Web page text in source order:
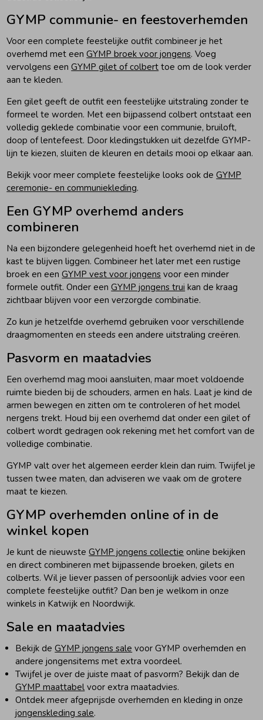
GYMP communie- en feestoverhemden
Voor een complete feestelijke outfit combineer je het
overhemd met eenGYMP broek voor jongens. Voeg
vervolgens eenGYMP gilet of colbert toe om de look verder
aan te kleden.
Een gilet geeft de outfit een feestelijke uitstraling zonder te
formeel te worden. Met een bijpassend colbert ontstaat een
volledig geklede combinatie voor een communie, bruiloft,
doop of lentefeest. Door kledingstukken uit dezelfde GYMP-
lijn te kiezen, sluiten de kleuren en details mooi op elkaar aan.
Bekijk voor meer complete feestelijke looks ook deGYMP
ceremonie- en communiekleding.
Een GYMP overhemd anders
combineren
Na een bijzondere gelegenheid hoeft het overhemd niet in de
kast te blijven liggen. Combineer het later met een rustige
broek en eenGYMP vest voor jongens voor een minder
formele outfit. Onder eenGYMP jongens trui kan de kraag
zichtbaar blijven voor een verzorgde combinatie.
Zo kun je hetzelfde overhemd gebruiken voor verschillende
draagmomenten en steeds een andere uitstraling creëren.
Pasvorm en maatadvies
Een overhemd mag mooi aansluiten, maar moet voldoende
ruimte bieden bij de schouders, armen en hals. Laat je kind de
armen bewegen en zitten om te controleren of het model
nergens trekt. Houd bij een overhemd dat onder een gilet of
colbert wordt gedragen ook rekening met het comfort van de
volledige combinatie.
GYMP valt over het algemeen eerder klein dan ruim. Twijfel je
tussen twee maten, dan adviseren we vaak om de grotere
maat te kiezen.
GYMP overhemden online of in de
winkel kopen
Je kunt de nieuwsteGYMP jongens collectie online bekijken
en direct combineren met bijpassende broeken, gilets en
colberts. Wil je liever passen of persoonlijk advies voor een
complete feestelijke outfit? Dan ben je welkom in onze
winkels in Katwijk en Noordwijk.
Sale en maatadvies
Bekijk deGYMP jongens sale voor GYMP overhemden en
andere jongensitems met extra voordeel.
Twijfel je over de juiste maat of pasvorm? Bekijk dan de
GYMP maattabel voor extra maatadvies.
Ontdek meer afgeprijsde overhemden en kleding in onze
jongenskleding sale.